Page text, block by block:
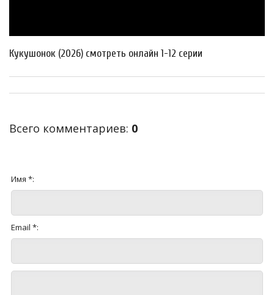
Кукушонок (2026) смотреть онлайн 1-12 серии
Всего комментариев: 0
Имя *:
Email *: